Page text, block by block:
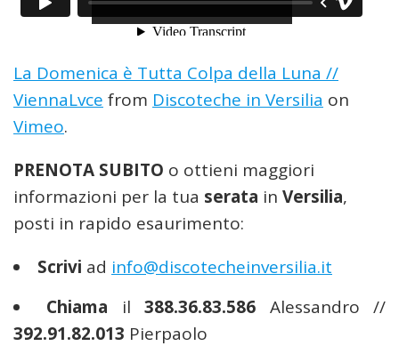
La Domenica è Tutta Colpa della Luna //
ViennaLvce from Discoteche in Versilia on
Vimeo.
PRENOTA SUBITO o ottieni maggiori
informazioni per la tua serata in Versilia,
posti in rapido esaurimento:
Scrivi ad info@discotecheinversilia.it
Chiama il388.36.83.586 Alessandro //
392.91.82.013 Pierpaolo